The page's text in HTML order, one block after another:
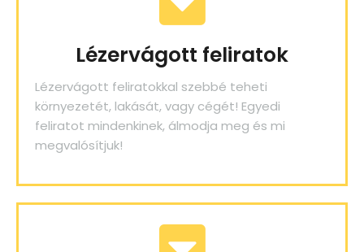
Lézervágott feliratok
Lézervágott feliratokkal szebbé teheti
környezetét, lakását, vagy cégét! Egyedi
feliratot mindenkinek, álmodja meg és mi
megvalósítjuk!